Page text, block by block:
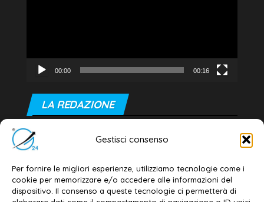
Gestisci consenso
Per fornire le migliori esperienze, utilizziamo tecnologie come i
cookie per memorizzare e/o accedere alle informazioni del
dispositivo. Il consenso a queste tecnologie ci permetterà di
00:00 00:16
LA REDAZIONE
Editore e direttore responsabile:
Dott. Daniele G. Masciullo
Email: redazione@galatina24.it
Contatti –Disclaimer